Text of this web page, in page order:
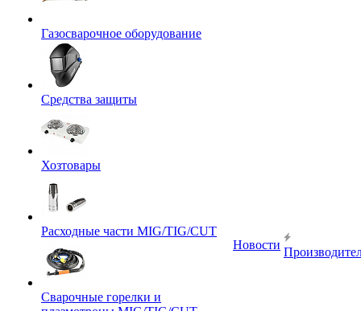
Газосварочное оборудование
Средства защиты
Хозтовары
Расходные части MIG/TIG/CUT
Сварочные горелки и
Новости